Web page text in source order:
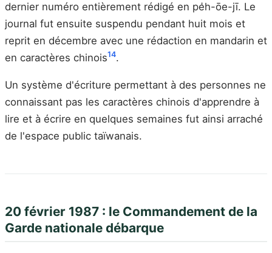
dernier numéro entièrement rédigé en pe̍h-ōe-jī. Le
journal fut ensuite suspendu pendant huit mois et
reprit en décembre avec une rédaction en mandarin et
en caractères chinois14.
Un système d'écriture permettant à des personnes ne
connaissant pas les caractères chinois d'apprendre à
lire et à écrire en quelques semaines fut ainsi arraché
de l'espace public taïwanais.
20 février 1987 : le Commandement de la
Garde nationale débarque